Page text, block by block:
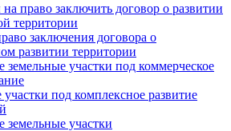
право заключить договор о развитии
территории
заключения договора о
развитии территории
земельные участки под коммерческое
под комплексное развитие
земельные участки